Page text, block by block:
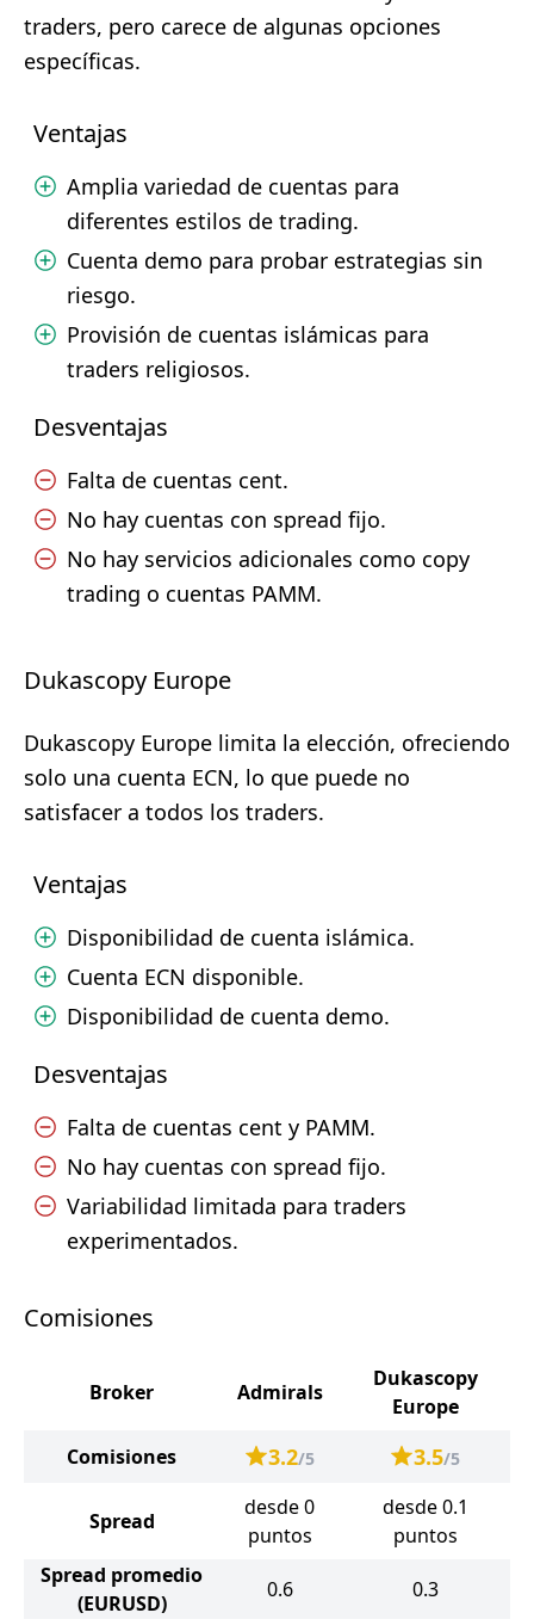
traders, pero carece de algunas opciones
específicas.
Ventajas
Amplia variedad de cuentas para
diferentes estilos de trading.
Cuenta demo para probar estrategias sin
riesgo.
Provisión de cuentas islámicas para
traders religiosos.
Desventajas
Falta de cuentas cent.
No hay cuentas con spread fijo.
No hay servicios adicionales como copy
trading o cuentas PAMM.
Dukascopy Europe
Dukascopy Europe limita la elección, ofreciendo
solo una cuenta ECN, lo que puede no
satisfacer a todos los traders.
Ventajas
Disponibilidad de cuenta islámica.
Cuenta ECN disponible.
Disponibilidad de cuenta demo.
Desventajas
Falta de cuentas cent y PAMM.
No hay cuentas con spread fijo.
Variabilidad limitada para traders
experimentados.
Comisiones
Broker Admirals
Dukascopy
Europe
Comisiones
3.2/5 3.5/5
Spread
desde 0
puntos
desde 0.1
puntos
Spread promedio
(EURUSD)
0.6 0.3